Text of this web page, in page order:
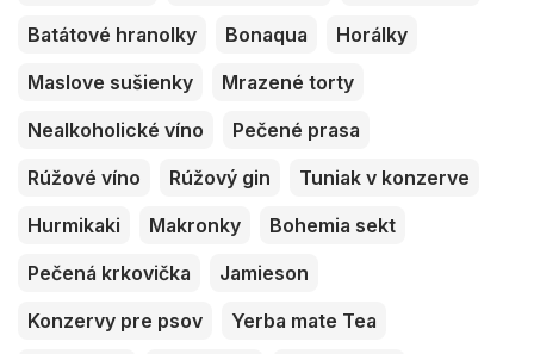
Batátové hranolky
Bonaqua
Horálky
Maslove sušienky
Mrazené torty
Nealkoholické víno
Pečené prasa
Rúžové víno
Rúžový gin
Tuniak v konzerve
Hurmikaki
Makronky
Bohemia sekt
Pečená krkovička
Jamieson
Konzervy pre psov
Yerba mate Tea